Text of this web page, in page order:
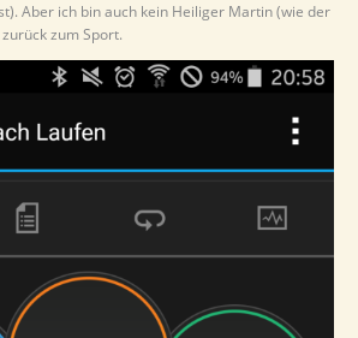
Aber ich bin auch kein Heiliger Martin (wie der
zum Sport.